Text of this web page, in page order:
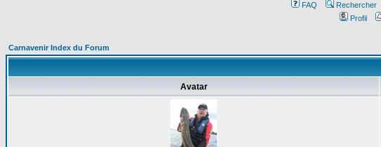
FAQ Rechercher
Profil
Carnavenir Index du Forum
Avatar